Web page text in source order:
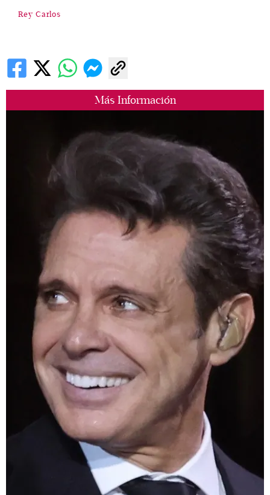
Más Información
Rey Carlos